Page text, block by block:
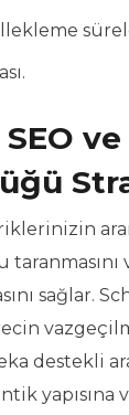
taranmasını
sağlar.
destekli
yapısına